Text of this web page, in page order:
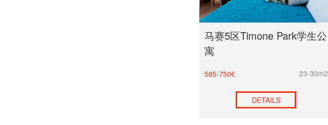
马赛5区Timone Park学生公
寓
585-750€ 23-30m2
DETAILS